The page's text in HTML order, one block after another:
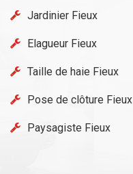
Jardinier Fieux
Elagueur Fieux
Taille de haie Fieux
Pose de clôture Fieux
Paysagiste Fieux